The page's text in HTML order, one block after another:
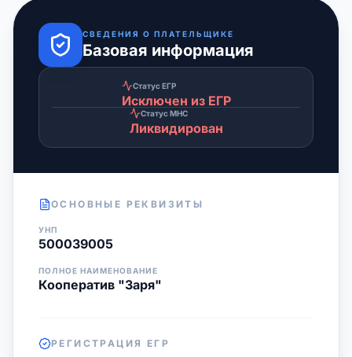
СВЕДЕНИЯ О ПЛАТЕЛЬЩИКЕ
Базовая информация
Статус ЕГР
Исключен из ЕГР
Статус МНС
Ликвидирован
ОСНОВНЫЕ РЕКВИЗИТЫ
УНП
500039005
ПОЛНОЕ НАИМЕНОВАНИЕ
Кооператив "Заря"
РЕГИСТРАЦИЯ ЕГР